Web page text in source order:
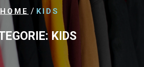
HOME / KIDS
KIDS